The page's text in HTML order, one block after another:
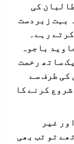
کی
بہت زبردست
رہے۔
جاوید باجوہ
ساتھ رخصت
کی طرف سے
کرنے کا
غیر
تو تب بھی